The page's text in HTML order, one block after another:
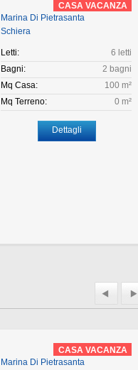
CASA VACANZA
Marina Di Pietrasanta
Schiera
Letti:
6 letti
Bagni:
2 bagni
Mq Casa:
100 m²
Mq Terreno:
0 m²
Dettagli
CASA VACANZA
Marina Di Pietrasanta